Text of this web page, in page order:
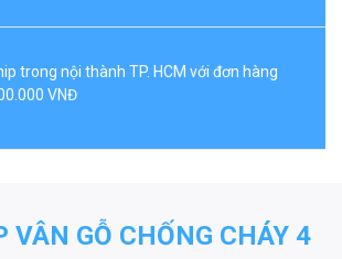
trong nội thành TP. HCM với đơn hàng
VNĐ
VÂN GỖ CHỐNG CHÁY 4